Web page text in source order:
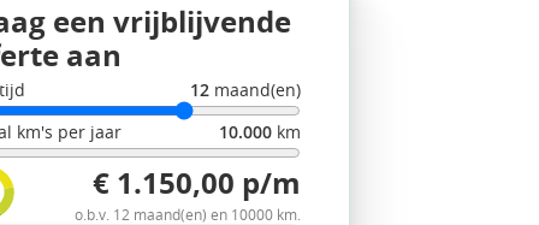
een vrijblijvende
aan
€ 1.150,00 p/m
o.b.v. 12 maand(en) en 10000 km.
12 maand(en)
km's per jaar
10.000 km